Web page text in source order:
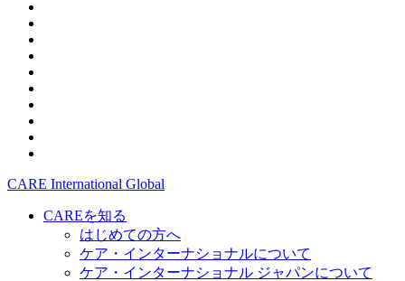
CARE International Global
CAREを知る
はじめての方へ
ケア・インターナショナルについて
ケア・インターナショナル ジャパンについて